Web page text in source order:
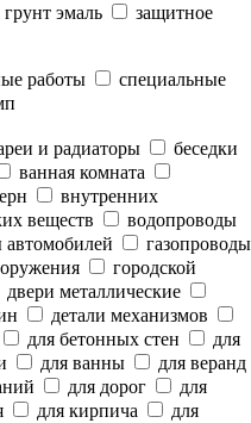
грунт эмаль
защитное
работы
специальные
и радиаторы
беседки
ванная комната
внутренних
веществ
водопроводы
газопроводы
городской
двери металлические
детали механизмов
для бетонных стен
для
для ванны
для веранд
для дорог
для
для кирпича
для